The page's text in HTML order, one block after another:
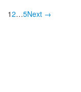
12…5Next →